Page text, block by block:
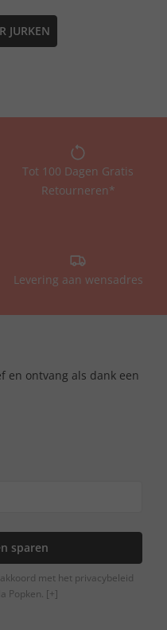
JURKEN
Tot 100 Dagen Gratis
Retourneren*
Levering aan wensadres
en ontvang als dank een
sparen
met het privacybeleid
Popken. [+]